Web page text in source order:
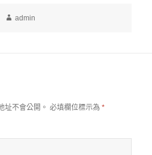
作
admin
址不會公開。 必填欄位標示為*